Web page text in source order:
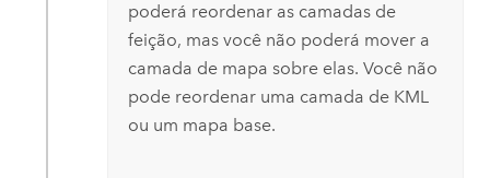
poderá reordenar as camadas de
feição, mas você não poderá mover a
camada de mapa sobre elas. Você não
pode reordenar uma camada de KML
ou um mapa base.